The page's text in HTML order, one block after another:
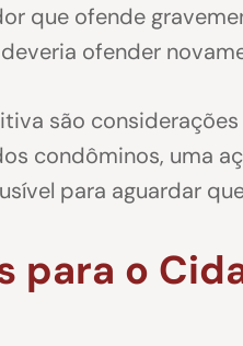
que ofende
ofender
são
condôminos, uma
para aguardar
para o